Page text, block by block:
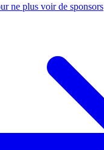
ne plus voir de sponsors